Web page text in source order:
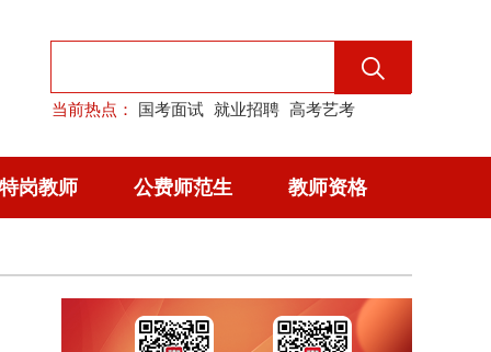
当前热点： 国考面试 就业招聘 高考艺考
岗教师 公费师范生 教师资格